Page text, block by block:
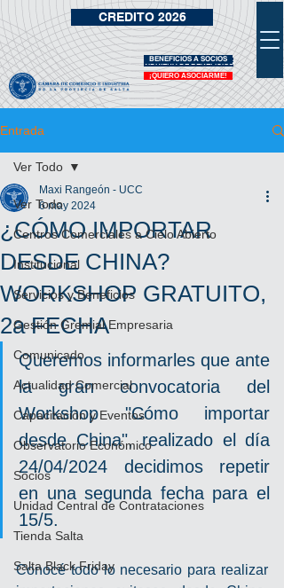
¡QUIERO ASOCIARME!
VIDRIERA DE BENEFICIOS
BENEFICIOS A SOCIOS
CREDITO 2026
Entrada
Ver Todo
Centros Comerciales a Cielo Abierto
Institucional
Servicios y Beneficios
Gestión Gremial Empresaria
Comunicado
Actualidad Comercial
Capacitación y Eventos
Observatorio Económico
Socios
Unidad Central de Contrataciones
Tienda Salta
Salta Black Friday
Ver Todo
¿CÓMO IMPORTAR
DESDE CHINA?
WORKSHOP GRATUITO,
2a FECHA
Maxi Rangeón - UCC
6 may 2024
Queremos informarles que ante
la gran convocatoria del
Workshop "Cómo importar
desde China", realizado el día
24/04/2024 decidimos repetir
en una segunda fecha para el
15/5.
Conocé todo lo necesario para realizar